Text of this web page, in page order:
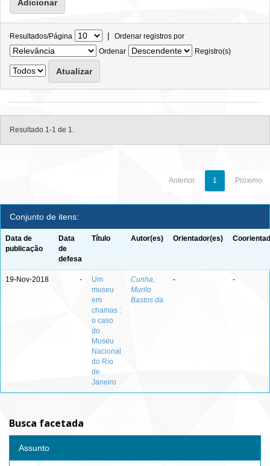
Resultados/Página | Ordenar registros por
Ordenar
Registro(s)
Resultado 1-1 de 1.
Anterior 1 Próximo
Conjunto de itens:
Data de
publicação
Data
de
defesa
Título Autor(es) Orientador(es)
19-Nov-2018 -
Um
museu
em
chamas :
o caso
do
Museu
Nacional
do Rio
de
Janeiro
Cunha,
Murilo
Bastos da
- -
Busca facetada
Assunto